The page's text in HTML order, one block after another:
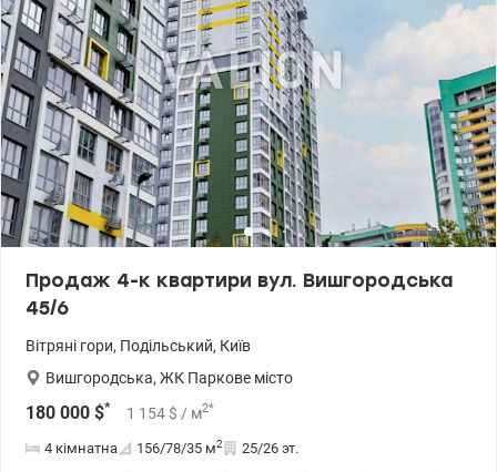
чистими озерами та безліччю місць для сімейного відпочинку
на свіжому повітрі. Територія охороняється цілодобово, є
просторий наземний та підземний паркінг, доступ до
комплексу є лише у його мешканців. Дитячі та спортивні
майданчики, тенісні корти. Транспортна доступність до метро
Оболонь, Мінська, Почайна, Лук'янівка. Зупинка поряд. Поруч
школи, дитячі садки, ринок. Відмінний варіант як для життя, так
і для орендного бізнесу. Ціна 99 000 у.о. 0503932257 Марія
Valion.ua/1150493
Продаж 4-к квартири вул. Вишгородська
45/6
Вітряні гори, Подільський, Київ
Вишгородська, ЖК Паркове місто
180 000 $* 1 154 $ / м2*
4 кімнатна 156/78/35 м2 25/26 эт.